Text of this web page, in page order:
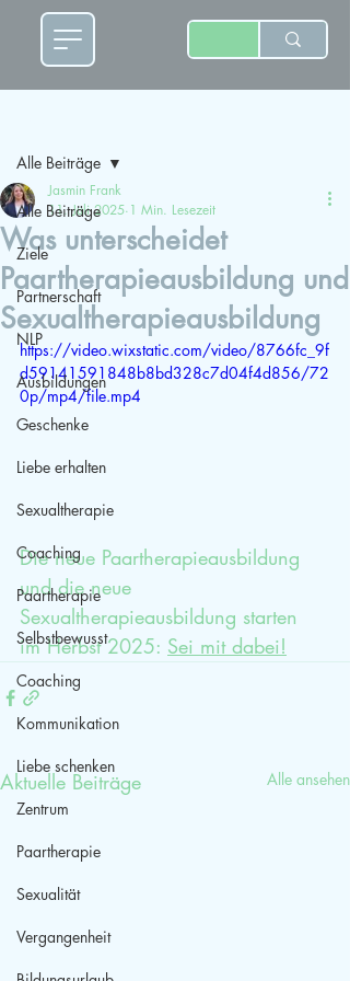
Alle Beiträge
Ziele
Partnerschaft
NLP
Ausbildungen
Geschenke
Liebe erhalten
Sexualtherapie
Coaching
Paartherapie
Selbstbewusst
Coaching
Kommunikation
Liebe schenken
Zentrum
Paartherapie
Sexualität
Vergangenheit
Alle Beiträge
Was unterscheidet
Paartherapieausbildung und
Sexualtherapieausbildung
Jasmin Frank
11. Juli 2025 1 Min. Lesezeit
https://video.wixstatic.com/video/8766fc_9f
d59141591848b8bd328c7d04f4d856/72
0p/mp4/file.mp4
Die neue Paartherapieausbildung
und die neue
Sexualtherapieausbildung starten
im Herbst 2025: Sei mit dabei!
Aktuelle Beiträge Alle ansehen